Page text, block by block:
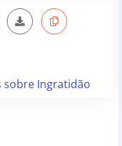
sobre Ingratidão